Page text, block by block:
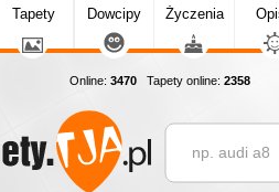
Tapety Dowcipy Życzenia
Online: 3470 Tapety online: 2358